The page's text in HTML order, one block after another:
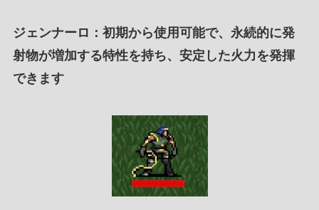
ジェンナーロ ：初期から使用可能で、永続的に発
射物が増加する特性を持ち、安定した火力を発揮
できます